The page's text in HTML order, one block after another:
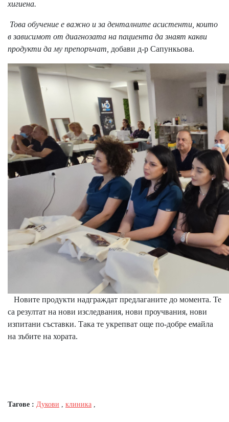
хигиена.
Това обучение е важно и за денталните асистенти, които
в зависимот от диагнозата на пациента да знаят какви
продукти да му препоръчат, добави д-р Сапункьова.
Новите продукти надграждат предлаганите до момента. Те
са резултат на нови изследвания, нови проучвания, нови
изпитани съставки. Така те укрепват още по-добре емайла
на зъбите на хората.
Тагове : Дукови клиника